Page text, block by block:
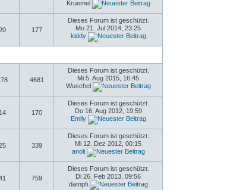
Kruemel
177
Dieses Forum ist geschützt.
Mo 21. Jul 2014, 23:25
kiddy
4681
Dieses Forum ist geschützt.
Mi 5. Aug 2015, 16:45
Wuschel
14 170
Dieses Forum ist geschützt.
Do 16. Aug 2012, 19:59
Emily
339
Dieses Forum ist geschützt.
Mi 12. Dez 2012, 00:15
anoli
759
Dieses Forum ist geschützt.
Di 26. Feb 2013, 09:56
dampfi